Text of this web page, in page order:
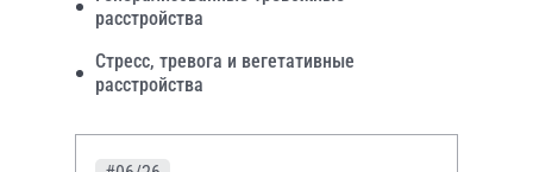
расстройства
Стресс, тревога и вегетативные
расстройства